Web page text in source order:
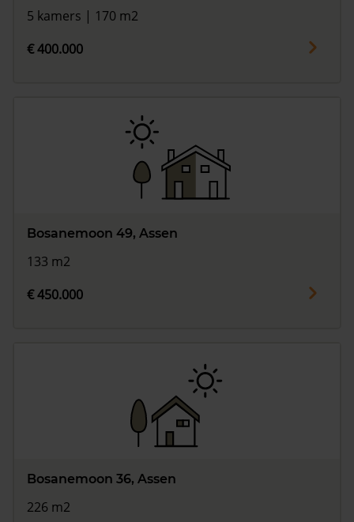
5 kamers | 170 m2
€ 400.000
Bosanemoon 49, Assen
133 m2
€ 450.000
Bosanemoon 36, Assen
226 m2